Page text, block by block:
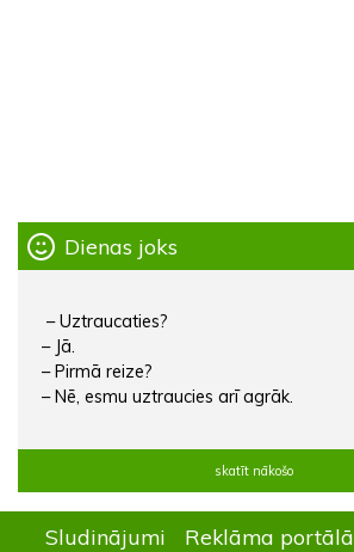
Dienas joks
– Uztraucaties?
– Jā.
– Pirmā reize?
– Nē, esmu uztraucies arī agrāk.
skatīt nākošo
Sludinājumi Reklāma portālā